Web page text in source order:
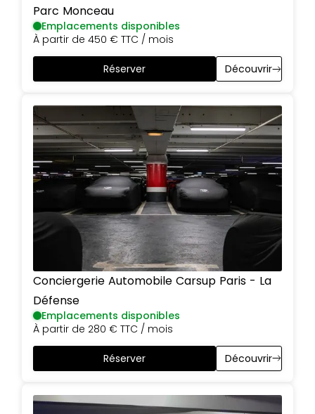
Parc Monceau
Emplacements disponibles
À partir de 450 € TTC / mois
Réserver Découvrir
Conciergerie Automobile Carsup Paris - La
Défense
Emplacements disponibles
À partir de 280 € TTC / mois
Réserver Découvrir